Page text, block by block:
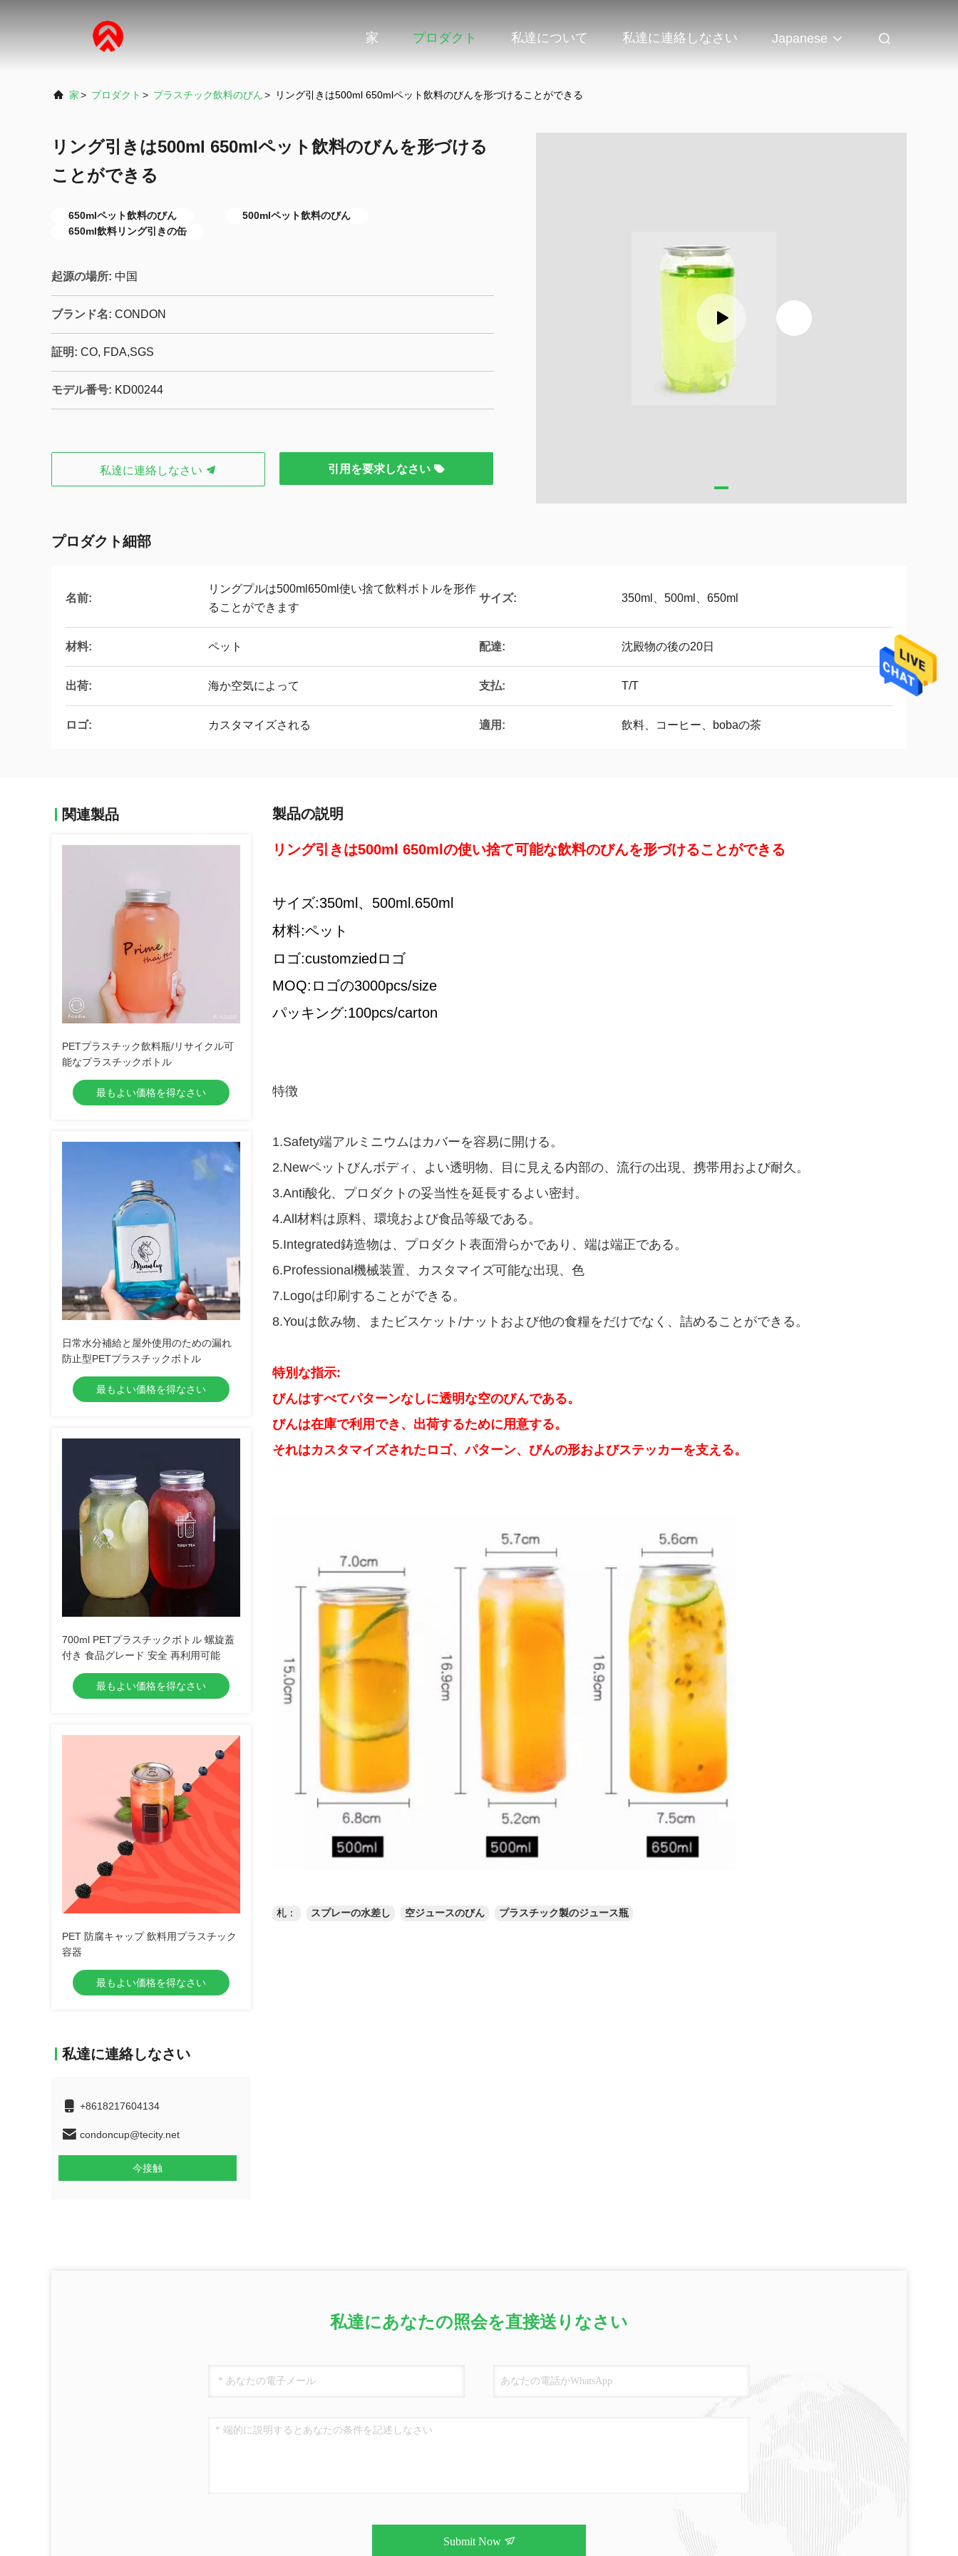
家 プロダクト 私達について 私達に連絡しなさい Japanese
家> プロダクト > プラスチック飲料のびん> リング引きは500ml 650mlペット飲料のびんを形づけることができる
リング引きは500ml 650mlペット飲料のびんを形づける
ことができる
650mlペット飲料のびん
500mlペット飲料のびん
650ml飲料リング引きの缶
起源の場所: 中国
ブランド名: CONDON
証明: CO, FDA,SGS
モデル番号: KD00244
私達に連絡しなさい 引用を要求しなさい
プロダクト細部
名前:
リングプルは500ml650ml使い捨て飲料ボトルを形作
ることができます
サイズ: 350ml、500ml、650ml
材料: ペット 配達: 沈殿物の後の20日
出荷: 海か空気によって 支払: T/T
ロゴ: カスタマイズされる 適用: 飲料、コーヒー、bobaの茶
関連製品
PETプラスチック飲料瓶/リサイクル可
能なプラスチックボトル
最もよい価格を得なさい
日常水分補給と屋外使用のための漏れ
防止型PETプラスチックボトル
最もよい価格を得なさい
700ml PETプラスチックボトル 螺旋蓋
付き 食品グレード 安全 再利用可能
最もよい価格を得なさい
PET 防腐キャップ 飲料用プラスチック
容器
最もよい価格を得なさい
私達に連絡しなさい
+8618217604134
condoncup@tecity.net
今接触
製品の説明
リング引きは500ml 650mlの使い捨て可能な飲料のびんを形づけることができる
サイズ:350ml、500ml.650ml
材料:ペット
ロゴ:customziedロゴ
MOQ:ロゴの3000pcs/size
パッキング:100pcs/carton
特徴
1.Safety端アルミニウムはカバーを容易に開ける。
2.Newペットびんボディ、よい透明物、目に見える内部の、流行の出現、携帯用および耐久。
3.Anti酸化、プロダクトの妥当性を延長するよい密封。
4.All材料は原料、環境および食品等級である。
5.Integrated鋳造物は、プロダクト表面滑らかであり、端は端正である。
6.Professional機械装置、カスタマイズ可能な出現、色
7.Logoは印刷することができる。
8.Youは飲み物、またビスケット/ナットおよび他の食糧をだけでなく、詰めることができる。
特別な指示:
びんはすべてパターンなしに透明な空のびんである。
びんは在庫で利用でき、出荷するために用意する。
それはカスタマイズされたロゴ、パターン、びんの形およびステッカーを支える。
札： スプレーの水差し 空ジュースのびん プラスチック製のジュース瓶
私達にあなたの照会を直接送りなさい
Submit Now